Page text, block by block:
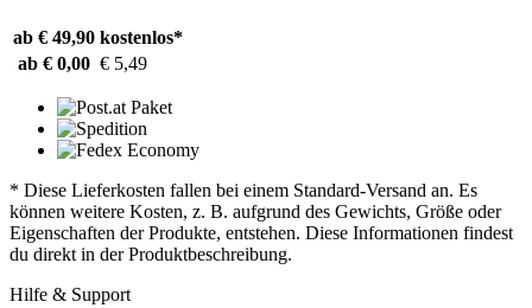
ab € 49,90 kostenlos*
ab € 0,00 € 5,49
* Diese Lieferkosten fallen bei einem Standard-Versand an. Es
können weitere Kosten, z. B. aufgrund des Gewichts, Größe oder
Eigenschaften der Produkte, entstehen. Diese Informationen findest
du direkt in der Produktbeschreibung.
Hilfe & Support